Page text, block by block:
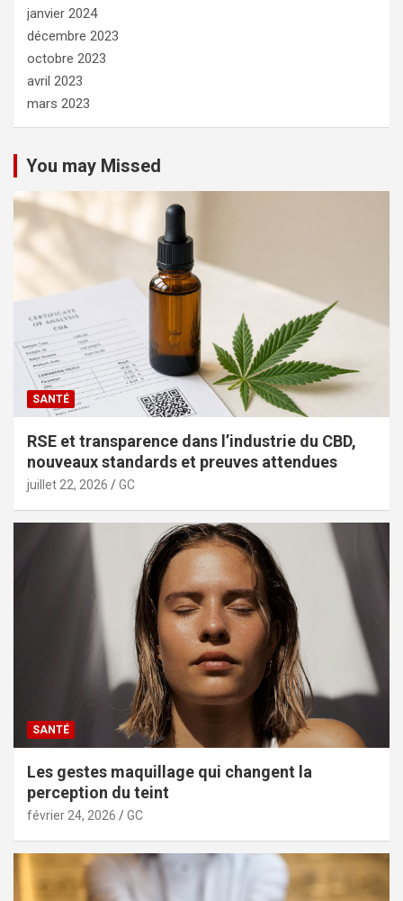
janvier 2024
décembre 2023
octobre 2023
avril 2023
mars 2023
You may Missed
SANTÉ
RSE et transparence dans l’industrie du CBD,
nouveaux standards et preuves attendues
juillet 22, 2026 GC
SANTÉ
Les gestes maquillage qui changent la
perception du teint
février 24, 2026 GC